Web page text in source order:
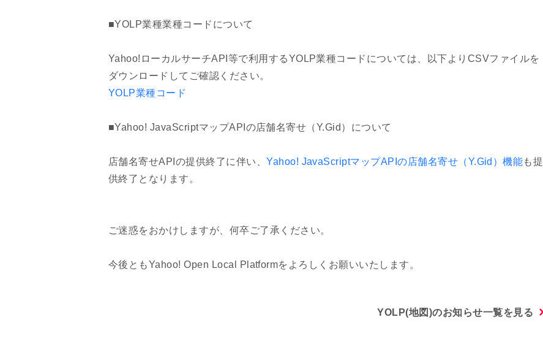
■YOLP業種業種コードについて
Yahoo!ローカルサーチAPI等で利用するYOLP業種コードについては、以下よりCSVファイルを
ダウンロードしてご確認ください。
YOLP業種コード
■Yahoo! JavaScriptマップAPIの店舗名寄せ（Y.Gid）について
店舗名寄せAPIの提供終了に伴い、Yahoo! JavaScriptマップAPIの店舗名寄せ（Y.Gid）機能も提
供終了となります。
ご迷惑をおかけしますが、何卒ご了承ください。
今後ともYahoo! Open Local Platformをよろしくお願いいたします。
YOLP(地図)のお知らせ一覧を見る